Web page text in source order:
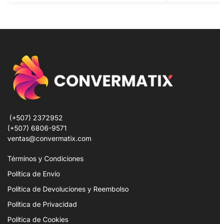
(+507) 2372952
(+507) 6806-9571
ventas@convermatix.com
Términos y Condiciones
Política de Envío
Política de Devoluciones y Reembolso
Política de Privacidad
Política de Cookies